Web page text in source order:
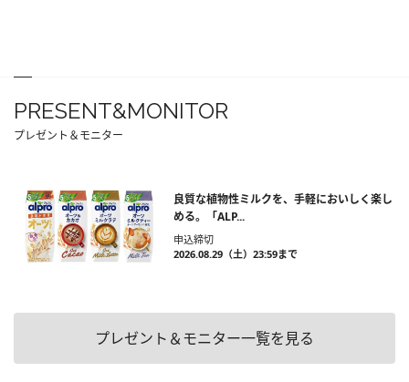
PRESENT&MONITOR
プレゼント＆モニター
良質な植物性ミルクを、手軽においしく楽し
める。「ALP...
申込締切
2026.08.29（土）23:59まで
プレゼント＆モニター一覧を見る